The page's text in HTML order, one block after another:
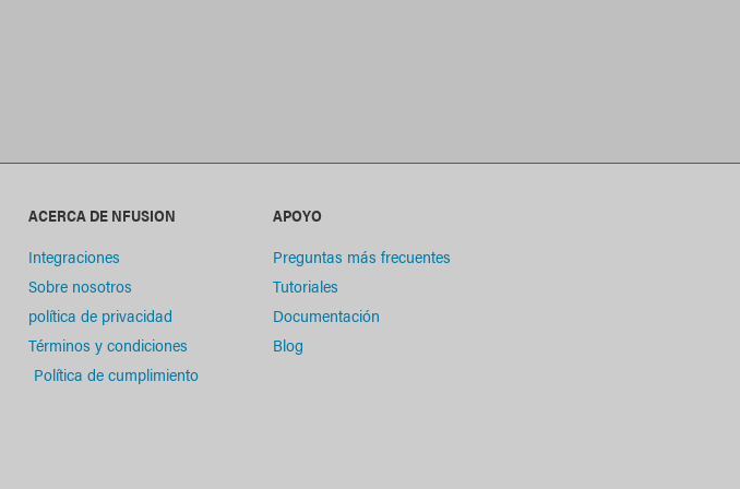
ACERCA DE NFUSION
Integraciones
Sobre nosotros
política de privacidad
Términos y condiciones
Política de cumplimiento
APOYO
Preguntas más frecuentes
Tutoriales
Documentación
Blog